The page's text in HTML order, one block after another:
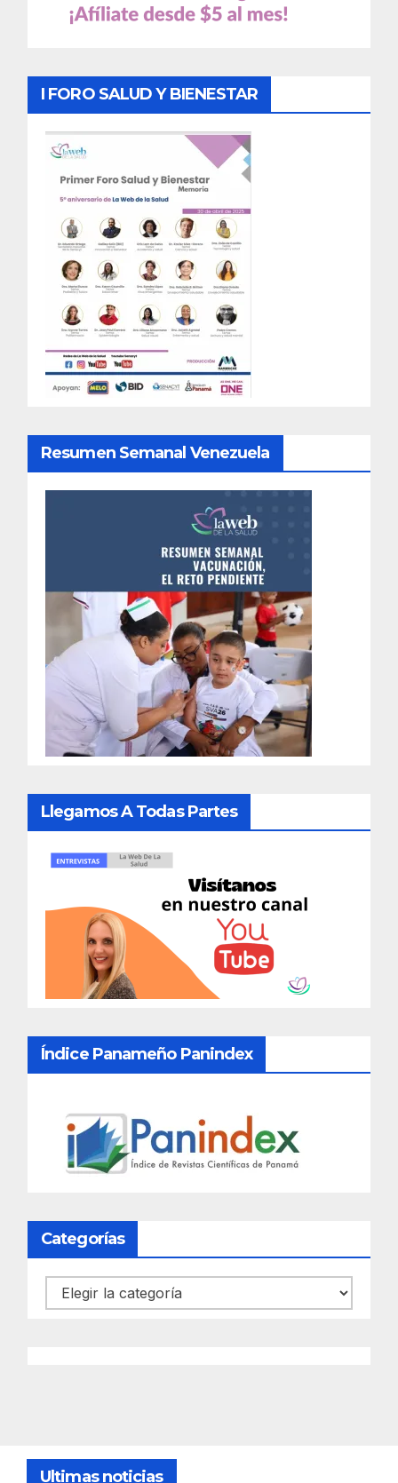
I FORO SALUD Y BIENESTAR
Resumen Semanal Venezuela
Llegamos A Todas Partes
Índice Panameño Panindex
Categorías
Categorías
Ultimas noticias